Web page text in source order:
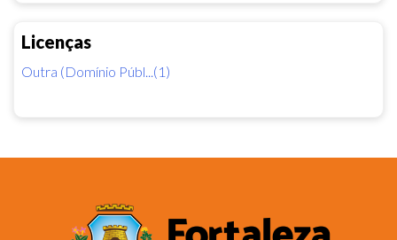
Licenças
Outra (Domínio Públ...(1)